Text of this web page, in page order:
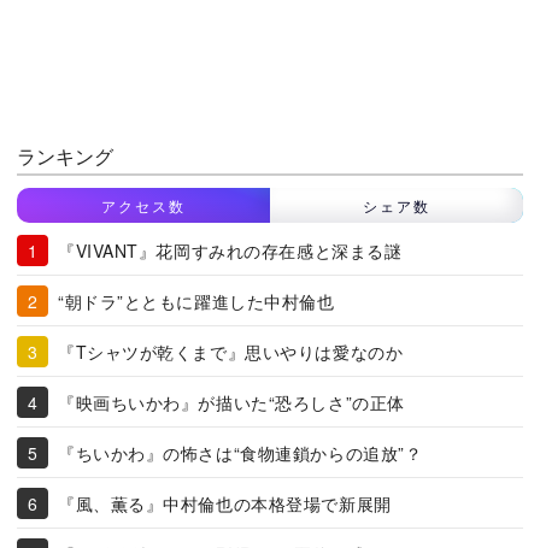
ランキング
アクセス数 シェア数
『VIVANT』花岡すみれの存在感と深まる謎
“朝ドラ”とともに躍進した中村倫也
『Tシャツが乾くまで』思いやりは愛なのか
『映画ちいかわ』が描いた“恐ろしさ”の正体
『ちいかわ』の怖さは“食物連鎖からの追放”？
『風、薫る』中村倫也の本格登場で新展開